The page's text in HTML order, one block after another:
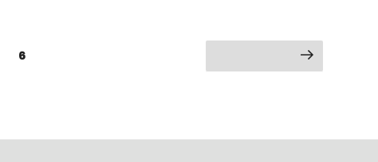
Seite
6 Nächste Seite